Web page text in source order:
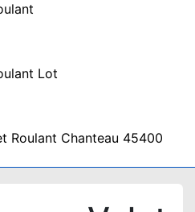
Lot
Roulant Chanteau 45400